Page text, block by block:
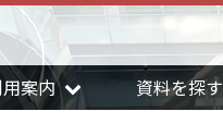
案内 資料を探す